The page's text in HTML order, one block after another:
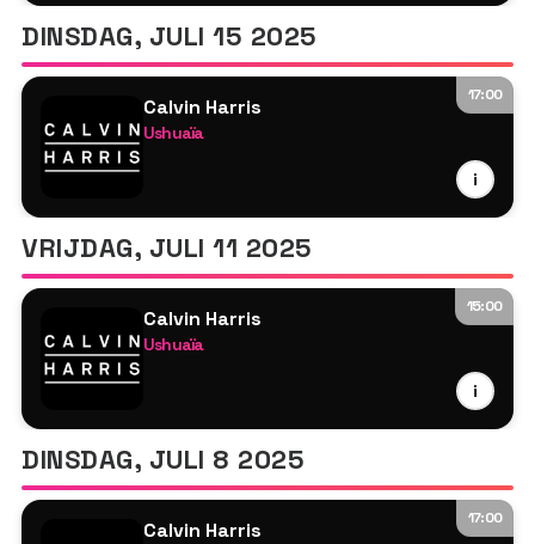
Tyson O'Brien
DINSDAG, JULI 15 2025
17:00
Calvin Harris
Ushuaïa
i
Tyson O'Brien
VRIJDAG, JULI 11 2025
15:00
Calvin Harris
Ushuaïa
i
Tyson O'Brien
DINSDAG, JULI 8 2025
17:00
Calvin Harris